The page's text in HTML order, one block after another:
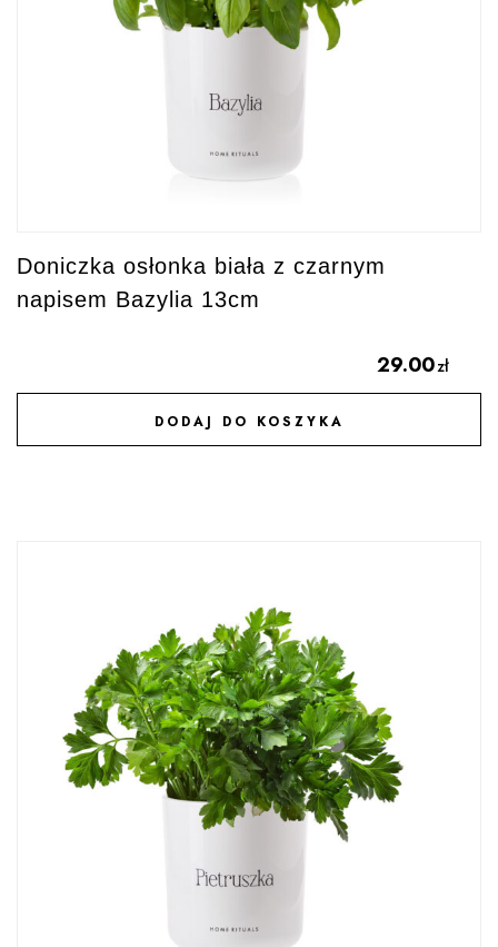
Doniczka osłonka biała z czarnym
napisem Bazylia 13cm
29.00zł
DODAJ DO KOSZYKA
DODAJ DO ULUBIONYCH